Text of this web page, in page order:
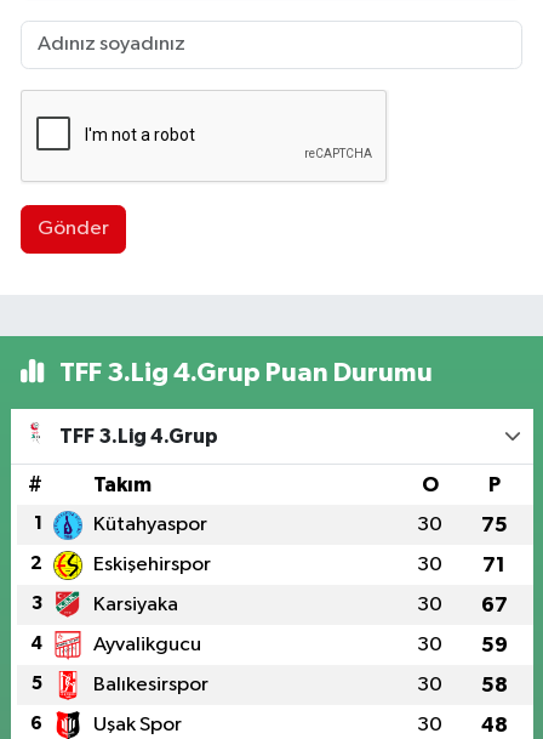
Gönder
TFF 3.Lig 4.Grup Puan Durumu
TFF 3.Lig 4.Grup
# Takım O P
1 Kütahyaspor 30 75
2 Eskişehirspor 30 71
3 Karsiyaka 30 67
4 Ayvalikgucu 30 59
5 Balıkesirspor 30 58
6 Uşak Spor 30 48